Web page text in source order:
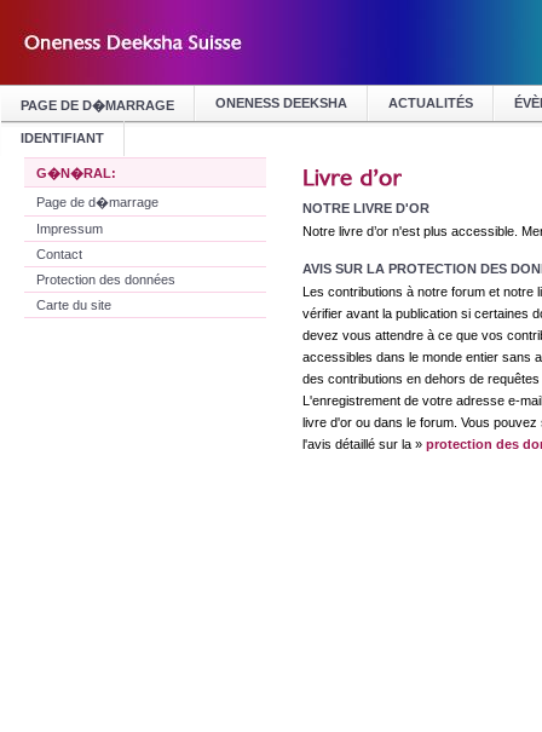
PAGE DE D�MARRAGE ONENESS DEEKSHA ACTUALITÉS
IDENTIFIANT
G�N�RAL:
Page de d�marrage
Impressum
Contact
Protection des données
Carte du site
NOTRE LIVRE D'OR
Notre livre d’or n'est plus accessible.
AVIS SUR LA PROTECTION DES
Les contributions à notre forum et notre
vérifier avant la publication si certaines
devez vous attendre à ce que vos
accessibles dans le monde entier sans
des contributions en dehors de
L'enregistrement de votre adresse e-
livre d'or ou dans le forum. Vous
l'avis détaillé sur la » protection des